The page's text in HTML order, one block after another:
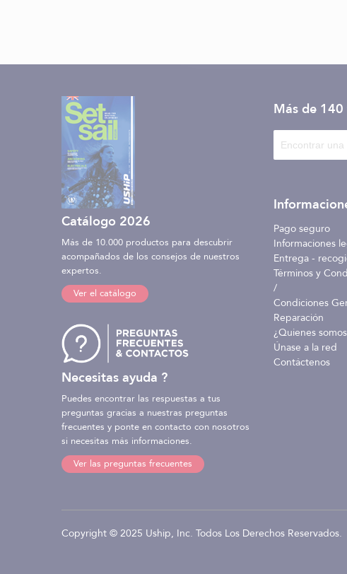
Catálogo 2026
Más de 10.000 productos para descubrir
acompañados de los consejos de nuestros
expertos.
Ver el catálogo
Necesitas ayuda ?
Puedes encontrar las respuestas a tus
preguntas gracias a nuestras preguntas
frecuentes y ponte en contacto con nosotros
si necesitas más informaciones.
Ver las preguntas frecuentes
Más de
Pago seguro
Informaciones
Entrega -
Términos y
/
Condiciones
Reparación
¿Quienes
Únase a la red
Contáctenos
Copyright © 2025 Uship, Inc. Todos Los Derechos Reservados.